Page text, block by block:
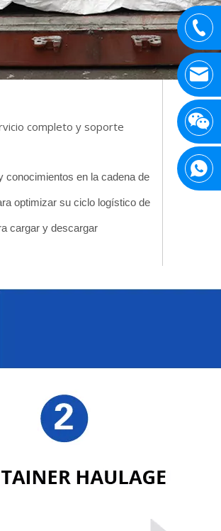
completo y soporte
conocimientos en la cadena de
optimizar su ciclo logístico de
cargar y descargar